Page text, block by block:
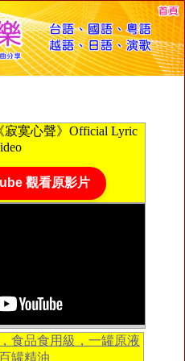
寂寞心聲》Official Lyric
觀看原影片
食品食用級，一罐原液
罐精油